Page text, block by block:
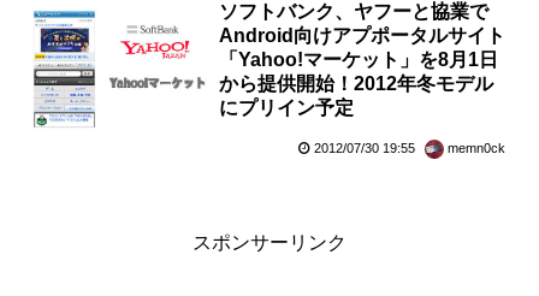
ソフトバンク、ヤフーと協業で
Android向けアプポータルサイト
「Yahoo!マーケット」を8月1日
から提供開始！2012年冬モデル
にプリイン予定
2012/07/30 19:55 memn0ck
スポンサーリンク